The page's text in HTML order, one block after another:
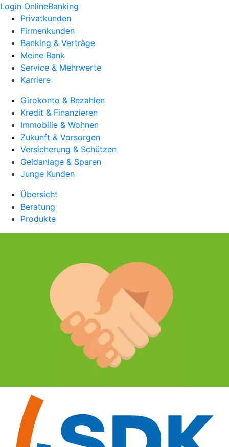
Login OnlineBanking
Privatkunden
Firmenkunden
Banking & Verträge
Meine Bank
Service & Mehrwerte
Karriere
Girokonto & Bezahlen
Kredit & Finanzieren
Immobilie & Wohnen
Zukunft & Vorsorgen
Versicherung & Schützen
Geldanlage & Sparen
Junge Kunden
Übersicht
Beratung
Produkte